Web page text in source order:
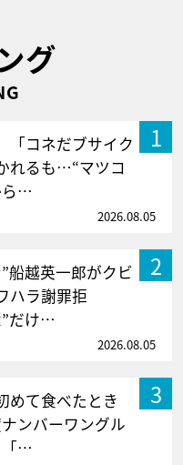
グ
1
「コネだブサイク
れるも…“マツコ
ら…
2026.08.05
2
船越英一郎がクビ
ハラ謝罪拒
だけ…
2026.08.05
3
めて食べたとき
ンバーワングル
「…